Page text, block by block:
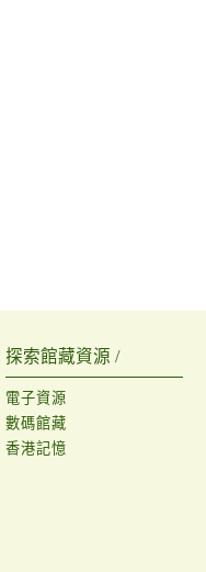
探索館藏資源 /
電子資源
數碼館藏
香港記憶